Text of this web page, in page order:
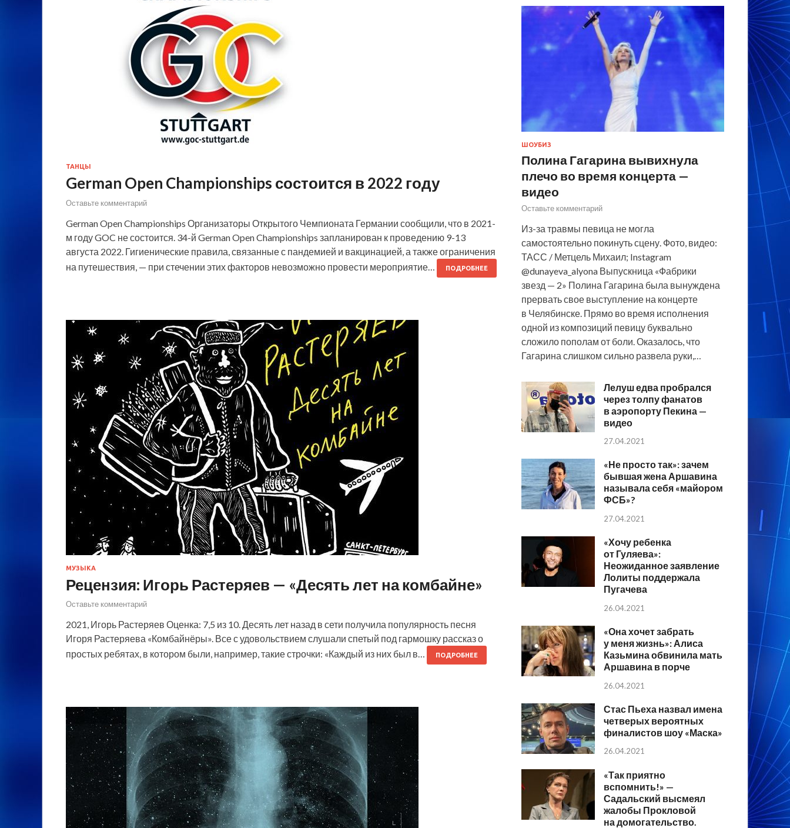
ТАНЦЫ
German Open Championships состоится в 2022 году
Оставьте комментарий
German Open Championships Организаторы Открытого Чемпионата Германии сообщили, что в 2021-
м году GOC не состоится. 34-й German Open Championships запланирован к проведению 9-13
августа 2022. Гигиенические правила, связанные с пандемией и вакцинацией, а также ограничения
на путешествия, — при стечении этих факторов невозможно провести мероприятие…
ПОДРОБНЕЕ
МУЗЫКА
Рецензия: Игорь Растеряев — «Десять лет на комбайне»
Оставьте комментарий
2021, Игорь Растеряев Оценка: 7,5 из 10. Десять лет назад в сети получила популярность песня
Игоря Растеряева «Комбайнёры». Все с удовольствием слушали спетый под гармошку рассказ о
простых ребятах, в котором были, например, такие строчки: «Каждый из них был в…
ПОДРОБНЕЕ
ШОУБИЗ
Полина Гагарина вывихнула
плечо во время концерта —
видео
Оставьте комментарий
Из-за травмы певица не могла
самостоятельно покинуть сцену. Фото, видео:
ТАСС / Метцель Михаил; Instagram
@dunayeva_alyona Выпускница «Фабрики
звезд — 2» Полина Гагарина была вынуждена
прервать свое выступление на концерте
в Челябинске. Прямо во время исполнения
одной из композиций певицу буквально
сложило пополам от боли. Оказалось, что
Гагарина слишком сильно развела руки,…
Лелуш едва пробрался
через толпу фанатов
в аэропорту Пекина —
видео
27.04.2021
«Не просто так»: зачем
бывшая жена Аршавина
называла себя «майором
ФСБ»?
27.04.2021
«Хочу ребенка
от Гуляева»:
Неожиданное заявление
Лолиты поддержала
Пугачева
26.04.2021
«Она хочет забрать
у меня жизнь»: Алиса
Казьмина обвинила мать
Аршавина в порче
26.04.2021
Стас Пьеха назвал имена
четверых вероятных
финалистов шоу «Маска»
26.04.2021
«Так приятно
вспомнить!» —
Садальский высмеял
жалобы Прокловой
на домогательство.